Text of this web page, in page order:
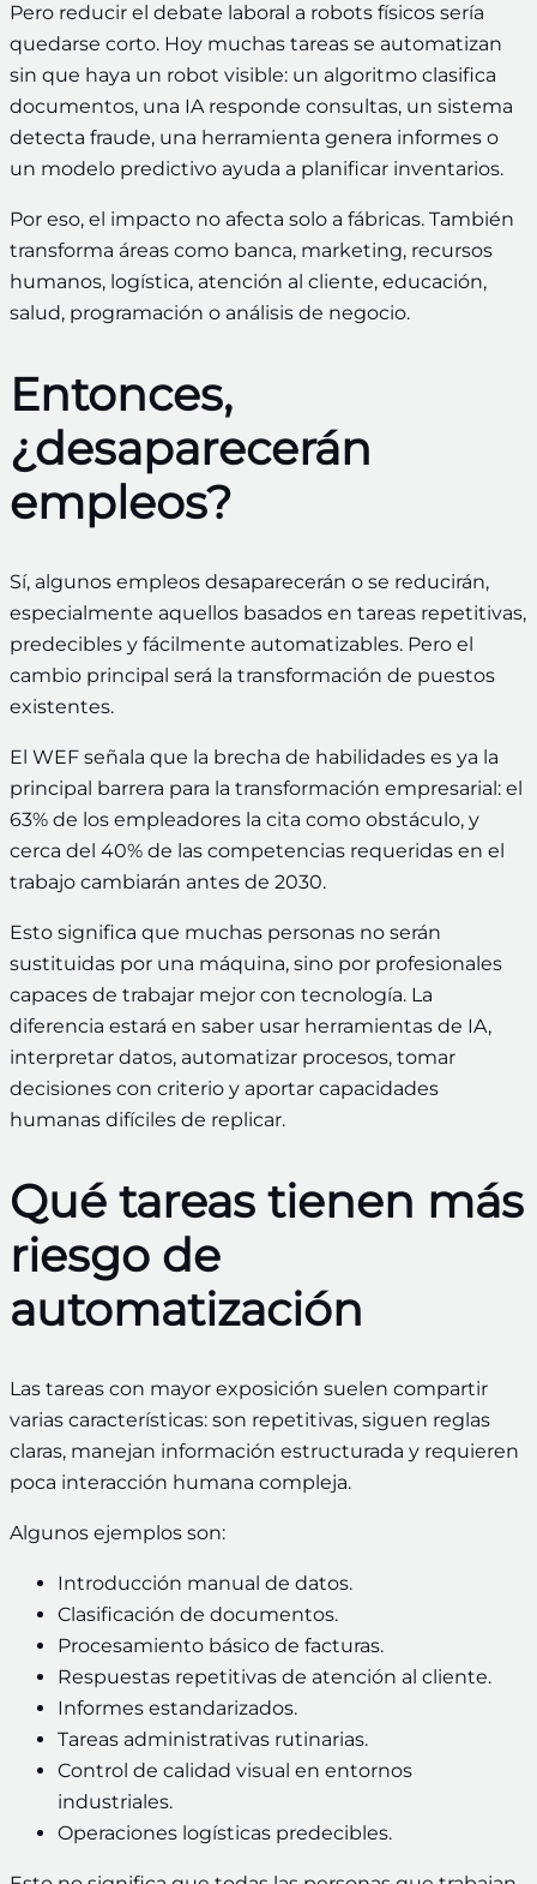
Pero reducir el debate laboral a robots físicos sería
quedarse corto. Hoy muchas tareas se automatizan
sin que haya un robot visible: un algoritmo clasifica
documentos, una IA responde consultas, un sistema
detecta fraude, una herramienta genera informes o
un modelo predictivo ayuda a planificar inventarios.
Por eso, el impacto no afecta solo a fábricas. También
transforma áreas como banca, marketing, recursos
humanos, logística, atención al cliente, educación,
salud, programación o análisis de negocio.
Entonces,
¿desaparecerán
empleos?
Sí, algunos empleos desaparecerán o se reducirán,
especialmente aquellos basados en tareas repetitivas,
predecibles y fácilmente automatizables. Pero el
cambio principal será la transformación de puestos
existentes.
El WEF señala que la brecha de habilidades es ya la
principal barrera para la transformación empresarial: el
63% de los empleadores la cita como obstáculo, y
cerca del 40% de las competencias requeridas en el
trabajo cambiarán antes de 2030.
Esto significa que muchas personas no serán
sustituidas por una máquina, sino por profesionales
capaces de trabajar mejor con tecnología. La
diferencia estará en saber usar herramientas de IA,
interpretar datos, automatizar procesos, tomar
decisiones con criterio y aportar capacidades
humanas difíciles de replicar.
Qué tareas tienen más
riesgo de
automatización
Las tareas con mayor exposición suelen compartir
varias características: son repetitivas, siguen reglas
claras, manejan información estructurada y requieren
poca interacción humana compleja.
Algunos ejemplos son:
Introducción manual de datos.
Clasificación de documentos.
Procesamiento básico de facturas.
Respuestas repetitivas de atención al cliente.
Informes estandarizados.
Tareas administrativas rutinarias.
Control de calidad visual en entornos
industriales.
Operaciones logísticas predecibles.